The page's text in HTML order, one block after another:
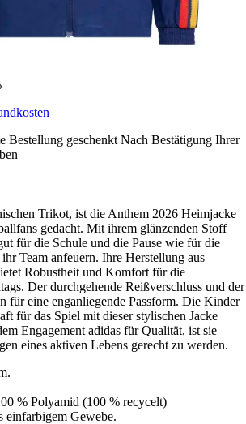
Bestellung geschenkt Nach Bestätigung Ihrer
Trikot, ist die Anthem 2026 Heimjacke
gedacht. Mit ihrem glänzenden Stoff
für die Schule und die Pause wie für die
Team anfeuern. Ihre Herstellung aus
Robustheit und Komfort für die
Der durchgehende Reißverschluss und der
für eine enganliegende Passform. Die Kinder
für das Spiel mit dieser stylischen Jacke
Engagement adidas für Qualität, ist sie
eines aktiven Lebens gerecht zu werden.
% Polyamid (100 % recycelt)
einfarbigem Gewebe.